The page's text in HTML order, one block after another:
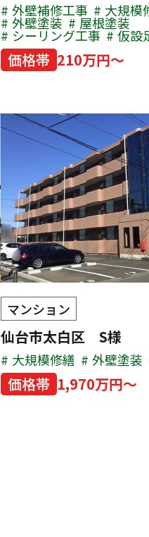
外壁補修工事 大規模
外壁塗装 屋根塗装
シーリング工事 仮設
価格帯 210万円～
マンション
仙台市太白区 S様
大規模修繕 外壁塗装
価格帯 1,970万円～